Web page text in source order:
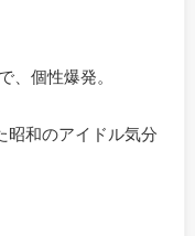
、個性爆発。
昭和のアイドル気分